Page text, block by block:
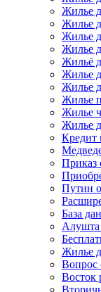
Жилье
Жилье
Жилье
Жилье
Жильё
Жилье
Жилье
Жилье
Жилье
Жилье
Кредит
Приказ
Путин
База
Жилье
Вопрос
Восток